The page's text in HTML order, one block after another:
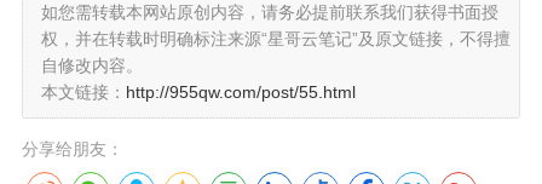
如您需转载本网站原创内容，请务必提前联系我们获得书面授
权，并在转载时明确标注来源“星哥云笔记”及原文链接，不得擅
自修改内容。
本文链接： http://955qw.com/post/55.html
分享给朋友：